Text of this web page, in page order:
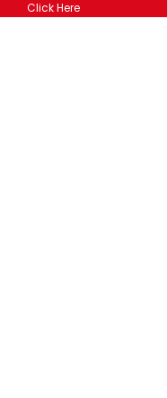
Click Here